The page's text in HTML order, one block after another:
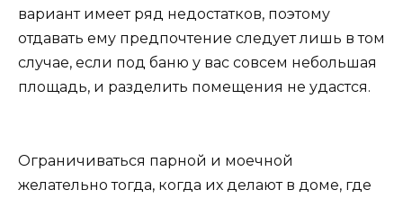
вариант имеет ряд недостатков, поэтому
отдавать ему предпочтение следует лишь в том
случае, если под баню у вас совсем небольшая
площадь, и разделить помещения не удастся.
Ограничиваться парной и моечной
желательно тогда, когда их делают в доме, где